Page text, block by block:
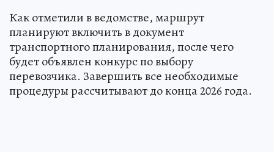
Как отметили в ведомстве, маршрут
планируют включить в документ
транспортного планирования, после чего
будет объявлен конкурс по выбору
перевозчика. Завершить все необходимые
процедуры рассчитывают до конца 2026 года.